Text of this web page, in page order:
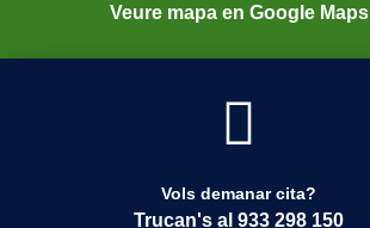
Veure mapa en Google Maps
Vols demanar cita?
Trucan's al 933 298 150